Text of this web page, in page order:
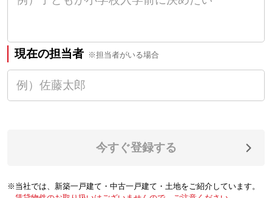
現在の担当者 ※担当者がいる場合
今すぐ登録する
※当社では、新築一戸建て・中古一戸建て・土地をご紹介しています。